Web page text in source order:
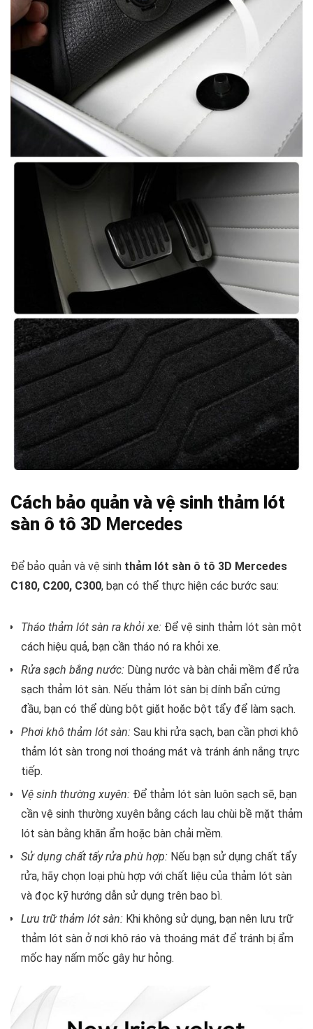
Cách bảo quản và vệ sinh thảm lót
sàn ô tô 3D Mercedes
Để bảo quản và vệ sinh thảm lót sàn ô tô 3D Mercedes
C180, C200, C300, bạn có thể thực hiện các bước sau:
Tháo thảm lót sàn ra khỏi xe: Để vệ sinh thảm lót sàn một
cách hiệu quả, bạn cần tháo nó ra khỏi xe.
Rửa sạch bằng nước: Dùng nước và bàn chải mềm để rửa
sạch thảm lót sàn. Nếu thảm lót sàn bị dính bẩn cứng
đầu, bạn có thể dùng bột giặt hoặc bột tẩy để làm sạch.
Phơi khô thảm lót sàn: Sau khi rửa sạch, bạn cần phơi khô
thảm lót sàn trong nơi thoáng mát và tránh ánh nắng trực
tiếp.
Vệ sinh thường xuyên: Để thảm lót sàn luôn sạch sẽ, bạn
cần vệ sinh thường xuyên bằng cách lau chùi bề mặt thảm
lót sàn bằng khăn ẩm hoặc bàn chải mềm.
Sử dụng chất tẩy rửa phù hợp: Nếu bạn sử dụng chất tẩy
rửa, hãy chọn loại phù hợp với chất liệu của thảm lót sàn
và đọc kỹ hướng dẫn sử dụng trên bao bì.
Lưu trữ thảm lót sàn: Khi không sử dụng, bạn nên lưu trữ
thảm lót sàn ở nơi khô ráo và thoáng mát để tránh bị ẩm
mốc hay nấm mốc gây hư hỏng.